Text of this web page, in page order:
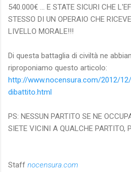
540.000€ ... E STATE SICURI CHE
STESSO DI UN OPERAIO CHE
LIVELLO MORALE!!!
Di questa battaglia di civiltà ne
riproponiamo questo articolo:
http://www.nocensura.com/2012/
dibattito.html
PS: NESSUN PARTITO SE NE
SIETE VICINI A QUALCHE PARTITO,
Staff nocensura.com